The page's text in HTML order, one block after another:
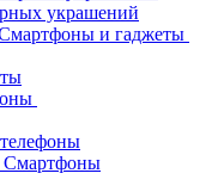
украшений
и гаджеты
Смартфоны